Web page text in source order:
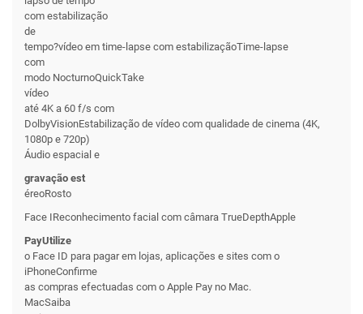
com estabilização
de
tempo?vídeo em time-lapse com estabilizaçãoTime-lapse
com
modo NocturnoQuickTake
vídeo
até 4K a 60 f/s com
DolbyVisionEstabilização de vídeo com qualidade de cinema (4K,
1080p e 720p)
Áudio espacial e
gravação est
éreoRosto
Face IReconhecimento facial com câmara TrueDepthApple
PayUtilize
o Face ID para pagar em lojas, aplicações e sites com o
iPhoneConfirme
as compras efectuadas com o Apple Pay no Mac.
MacSaiba